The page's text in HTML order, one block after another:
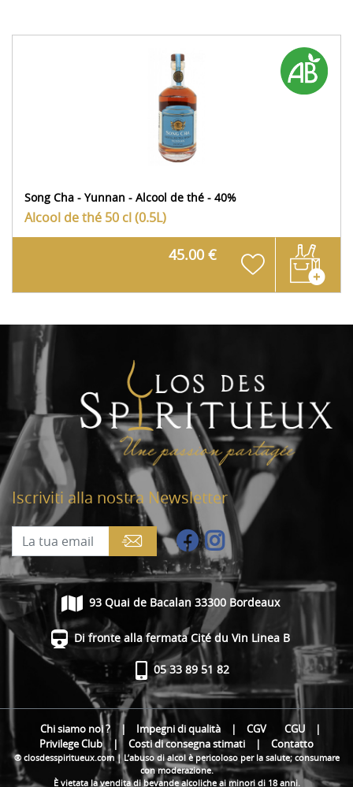
Song Cha - Yunnan - Alcool de thé - 40%
Alcool de thé 50 cl (0.5L)
45.00 €
Iscriviti alla nostra Newsletter
93 Quai de Bacalan 33300 Bordeaux
Di fronte alla fermata Cité du Vin Linea B
05 33 89 51 82
Chi siamo noi ? | Impegni di qualità | CGV CGU
|
Privilege Club | Costi di consegna stimati | Contatto
® closdesspiritueux.com | L’abuso di alcol è pericoloso per la salute; consumare
con moderazione.
È vietata la vendita di bevande alcoliche ai minori di 18 anni.